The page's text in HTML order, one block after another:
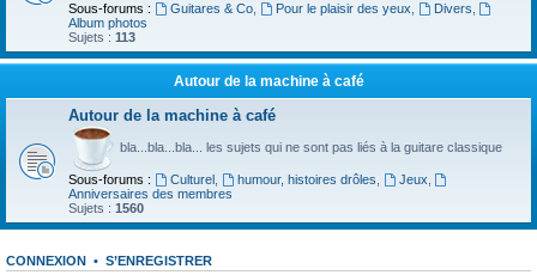
Sous-forums : Guitares & Co, Pour le plaisir des yeux Divers
Album photos
Sujets : 113
Autour de la machine à café
Autour de la machine à café
bla...bla...bla... les sujets qui ne sont pas liés à la guitare classique
Sous-forums : Culturel, humour, histoires drôles Jeux
Anniversaires des membres
Sujets : 1560
CONNEXION • S’ENREGISTRER